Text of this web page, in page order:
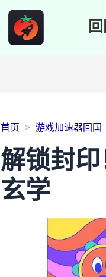
首页 游戏加速器回国
解锁封
玄学